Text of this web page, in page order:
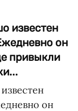
известен
он
привыкли
он